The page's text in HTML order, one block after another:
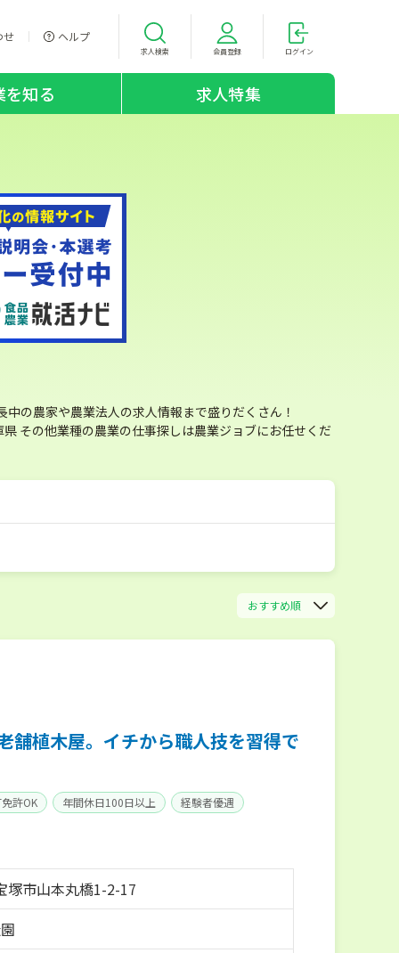
せ ヘルプ
求人検索 会員登録 ログイン
を知る 求人特集
の農家や農業法人の求人情報まで盛りだくさん！
その他業種の農業の仕事探しは農業ジョブにお任せくだ
おすすめ順
植木屋。イチから職人技を習得で
免許OK 年間休日100日以上 経験者優遇
塚市山本丸橋1-2-17